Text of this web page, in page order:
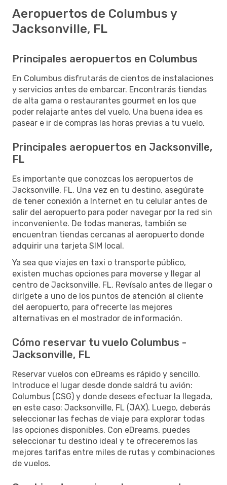
Aeropuertos de Columbus y
Jacksonville, FL
Principales aeropuertos en Columbus
En Columbus disfrutarás de cientos de instalaciones
y servicios antes de embarcar. Encontrarás tiendas
de alta gama o restaurantes gourmet en los que
poder relajarte antes del vuelo. Una buena idea es
pasear e ir de compras las horas previas a tu vuelo.
Principales aeropuertos en Jacksonville,
FL
Es importante que conozcas los aeropuertos de
Jacksonville, FL. Una vez en tu destino, asegúrate
de tener conexión a Internet en tu celular antes de
salir del aeropuerto para poder navegar por la red sin
inconveniente. De todas maneras, también se
encuentran tiendas cercanas al aeropuerto donde
adquirir una tarjeta SIM local.
Ya sea que viajes en taxi o transporte público,
existen muchas opciones para moverse y llegar al
centro de Jacksonville, FL. Revísalo antes de llegar o
dirígete a uno de los puntos de atención al cliente
del aeropuerto, para ofrecerte las mejores
alternativas en el mostrador de información.
Cómo reservar tu vuelo Columbus -
Jacksonville, FL
Reservar vuelos con eDreams es rápido y sencillo.
Introduce el lugar desde donde saldrá tu avión:
Columbus (CSG) y donde desees efectuar la llegada,
en este caso: Jacksonville, FL (JAX). Luego, deberás
seleccionar las fechas de viaje para explorar todas
las opciones disponibles. Con eDreams, puedes
seleccionar tu destino ideal y te ofreceremos las
mejores tarifas entre miles de rutas y combinaciones
de vuelos.